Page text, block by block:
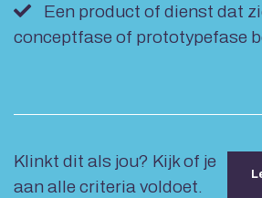
Een product of dienst dat
conceptfase of prototypefase
Klinkt dit als jou? Kijk of je
aan alle criteria voldoet.